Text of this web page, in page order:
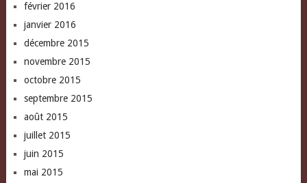
février 2016
janvier 2016
décembre 2015
novembre 2015
octobre 2015
septembre 2015
août 2015
juillet 2015
juin 2015
mai 2015